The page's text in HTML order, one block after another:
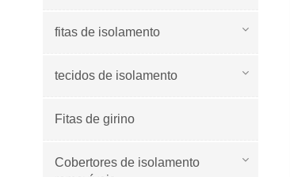
fitas de isolamento
tecidos de isolamento
Fitas de girino
Cobertores de isolamento